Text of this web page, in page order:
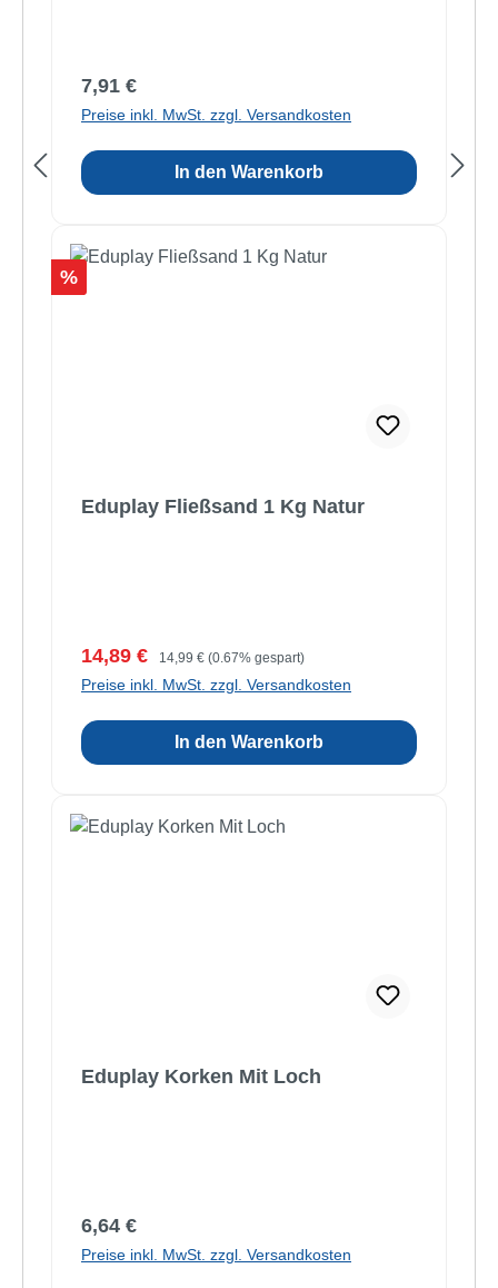
Regulärer Preis:
7,91 €
Preise inkl. MwSt. zzgl. Versandkosten
In den Warenkorb
Rabatt
%
Eduplay Fließsand 1 Kg Natur
Verkaufspreis:
14,89 € Regulärer Preis:
14,99 € (0.67% gespart)
Preise inkl. MwSt. zzgl. Versandkosten
In den Warenkorb
Eduplay Korken Mit Loch
Regulärer Preis:
6,64 €
Preise inkl. MwSt. zzgl. Versandkosten